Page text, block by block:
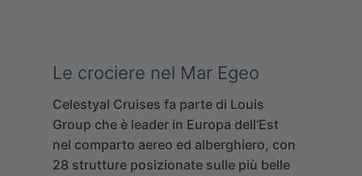
Le crociere nel Mar Egeo
Celestyal Cruises fa parte di Louis
Group che è leader in Europa dell’Est
nel comparto aereo ed alberghiero, con
28 strutture posizionate sulle più belle